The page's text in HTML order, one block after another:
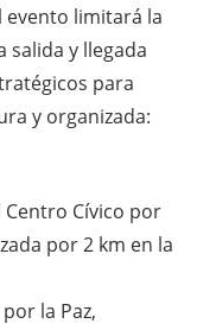
evento limitará la
salida y llegada
para
y organizada:
Centro Cívico por
por 2 km en la
la Paz,